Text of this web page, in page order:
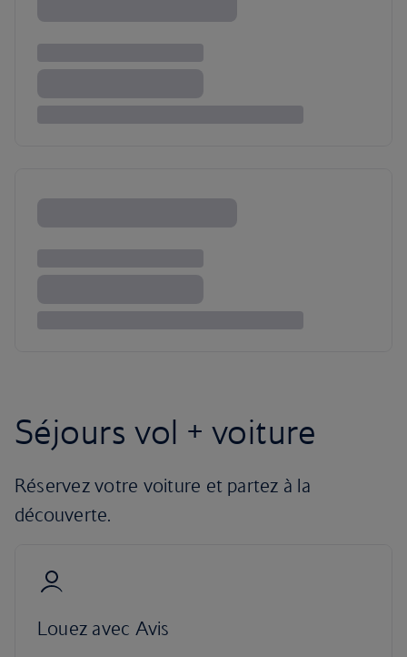
Séjours vol + voiture
Réservez votre voiture et partez à la
découverte.
Louez avec Avis